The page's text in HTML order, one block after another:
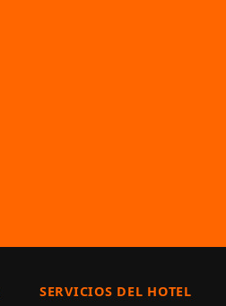
SERVICIOS DEL HOTEL